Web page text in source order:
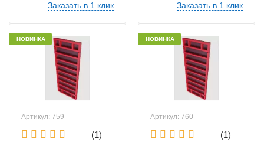
Заказать в 1 клик Заказать в 1 клик
НОВИНКА
Артикул: 759
(1)
НОВИНКА
Артикул: 760
(1)